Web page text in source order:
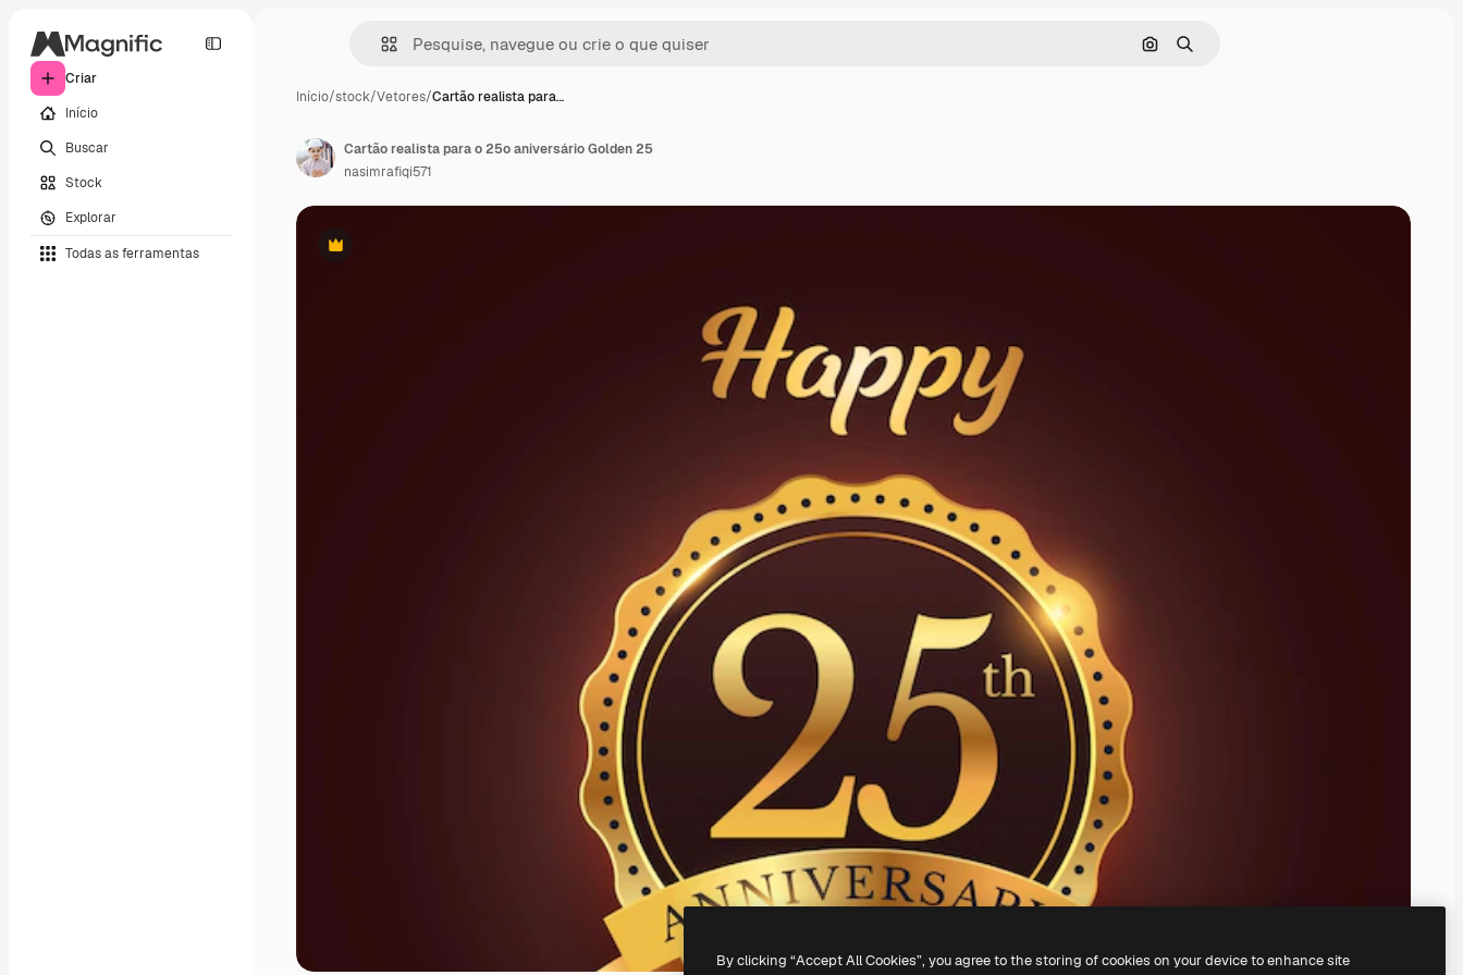
Criar
Início
Buscar
Stock
Explorar
Todas as ferramentas
Pesquisar por imagem
Buscar
Início/stock/Vetores/Cartão realista para…
Premium
Cartão realista para o 25o aniversário Golden 25
nasimrafiqi571
By clicking “Accept All Cookies”, you agree to the storing of cookies on your device to enhance site